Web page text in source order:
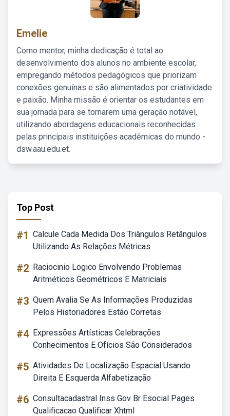
Emelie
Como mentor, minha dedicação é total ao
desenvolvimento dos alunos no ambiente escolar,
empregando métodos pedagógicos que priorizam
conexões genuínas e são alimentados por criatividade
e paixão. Minha missão é orientar os estudantes em
sua jornada para se tornarem uma geração notável,
utilizando abordagens educacionais reconhecidas
pelas principais instituições acadêmicas do mundo -
dsw.aau.edu.et.
Top Post
#1 Calcule Cada Medida Dos Triângulos Retângulos
Utilizando As Relações Métricas
#2 Raciocinio Logico Envolvendo Problemas
Aritméticos Geométricos E Matriciais
#3 Quem Avalia Se As Informações Produzidas
Pelos Historiadores Estão Corretas
#4 Expressões Artísticas Celebrações
Conhecimentos E Ofícios São Considerados
#5 Atividades De Localização Espacial Usando
Direita E Esquerda Alfabetização
#6 Consultacadastral Inss Gov Br Esocial Pages
Qualificacao Qualificar Xhtml